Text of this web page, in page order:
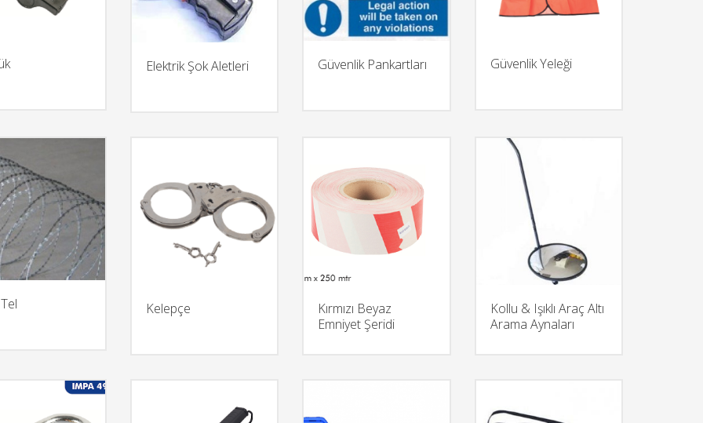
Elektrik Şok Aletleri Güvenlik Pankartları Güvenlik Yeleği
Kelepçe
Kırmızı Beyaz
Emniyet Şeridi
Kollu & Işıklı Araç Altı
Arama Aynaları